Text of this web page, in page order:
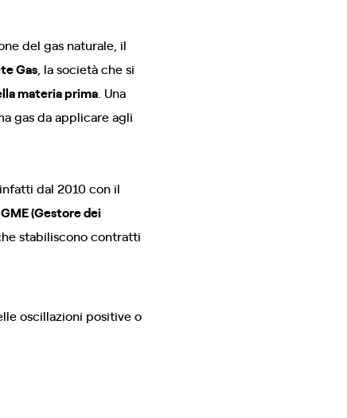
del gas naturale, il
Gas , la società che si
materia prima . Una
gas da applicare agli
, infatti dal 2010 con il
GME (Gestore dei
stabiliscono contratti
oscillazioni positive o